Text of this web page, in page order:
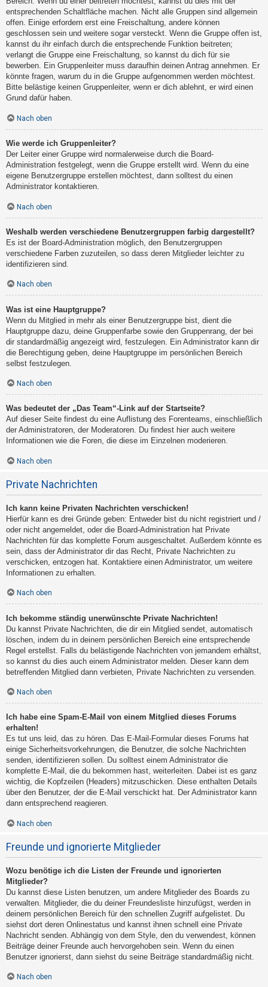
entsprechenden Schaltfläche machen. Nicht alle Gruppen sind allgemein
offen. Einige erfordern erst eine Freischaltung, andere können
geschlossen sein und weitere sogar versteckt. Wenn die Gruppe offen ist,
kannst du ihr einfach durch die entsprechende Funktion beitreten;
verlangt die Gruppe eine Freischaltung, so kannst du dich für sie
bewerben. Ein Gruppenleiter muss daraufhin deinen Antrag annehmen. Er
könnte fragen, warum du in die Gruppe aufgenommen werden möchtest.
Bitte belästige keinen Gruppenleiter, wenn er dich ablehnt, er wird einen
Grund dafür haben.
Nach oben
Wie werde ich Gruppenleiter?
Der Leiter einer Gruppe wird normalerweise durch die Board-
Administration festgelegt, wenn die Gruppe erstellt wird. Wenn du eine
eigene Benutzergruppe erstellen möchtest, dann solltest du einen
Administrator kontaktieren.
Nach oben
Weshalb werden verschiedene Benutzergruppen farbig dargestellt?
Es ist der Board-Administration möglich, den Benutzergruppen
verschiedene Farben zuzuteilen, so dass deren Mitglieder leichter zu
identifizieren sind.
Nach oben
Was ist eine Hauptgruppe?
Wenn du Mitglied in mehr als einer Benutzergruppe bist, dient die
Hauptgruppe dazu, deine Gruppenfarbe sowie den Gruppenrang, der bei
dir standardmäßig angezeigt wird, festzulegen. Ein Administrator kann dir
die Berechtigung geben, deine Hauptgruppe im persönlichen Bereich
selbst festzulegen.
Nach oben
Was bedeutet der „Das Team“-Link auf der Startseite?
Auf dieser Seite findest du eine Auflistung des Forenteams, einschließlich
der Administratoren, der Moderatoren. Du findest hier auch weitere
Informationen wie die Foren, die diese im Einzelnen moderieren.
Nach oben
Private Nachrichten
Ich kann keine Privaten Nachrichten verschicken!
Hierfür kann es drei Gründe geben: Entweder bist du nicht registriert und /
oder nicht angemeldet, oder die Board-Administration hat Private
Nachrichten für das komplette Forum ausgeschaltet. Außerdem könnte es
sein, dass der Administrator dir das Recht, Private Nachrichten zu
verschicken, entzogen hat. Kontaktiere einen Administrator, um weitere
Informationen zu erhalten.
Nach oben
Ich bekomme ständig unerwünschte Private Nachrichten!
Du kannst Private Nachrichten, die dir ein Mitglied sendet, automatisch
löschen, indem du in deinem persönlichen Bereich eine entsprechende
Regel erstellst. Falls du belästigende Nachrichten von jemandem erhältst,
so kannst du dies auch einem Administrator melden. Dieser kann dem
betreffenden Mitglied dann verbieten, Private Nachrichten zu versenden.
Nach oben
Ich habe eine Spam-E-Mail von einem Mitglied dieses Forums
erhalten!
Es tut uns leid, das zu hören. Das E-Mail-Formular dieses Forums hat
einige Sicherheitsvorkehrungen, die Benutzer, die solche Nachrichten
senden, identifizieren sollen. Du solltest einem Administrator die
komplette E-Mail, die du bekommen hast, weiterleiten. Dabei ist es ganz
wichtig, die Kopfzeilen (Headers) mitzuschicken. Diese enthalten Details
über den Benutzer, der die E-Mail verschickt hat. Der Administrator kann
dann entsprechend reagieren.
Nach oben
Freunde und ignorierte Mitglieder
Wozu benötige ich die Listen der Freunde und ignorierten
Mitglieder?
Du kannst diese Listen benutzen, um andere Mitglieder des Boards zu
verwalten. Mitglieder, die du deiner Freundesliste hinzufügst, werden in
deinem persönlichen Bereich für den schnellen Zugriff aufgelistet. Du
siehst dort deren Onlinestatus und kannst ihnen schnell eine Private
Nachricht senden. Abhängig von dem Style, den du verwendest, können
Beiträge deiner Freunde auch hervorgehoben sein. Wenn du einen
Benutzer ignorierst, dann siehst du seine Beiträge standardmäßig nicht.
Nach oben